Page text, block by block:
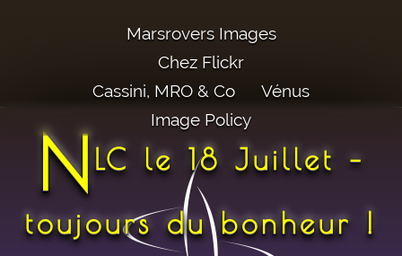
Marsrovers Images
Chez Flickr
Cassini, MRO & Co
Vénus
Image Policy
NLC le 18 Juillet –
toujours du bonheur !